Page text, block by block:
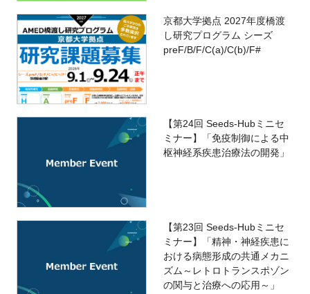
京都大学拠点 2027年度橋渡
し研究プログラム シーズ
preF/B/F/C(a)/C(b)/F#
【第24回 Seeds-Hubミニセ
ミナー】「免疫制御による中
枢神経系疾患治療法の開発」
【第23回 Seeds-Hubミニセ
ミナー】「精神・神経疾患に
おける病態形成の共通メカニ
ズム～レトロトランスポゾン
の関与と治療への応用～」